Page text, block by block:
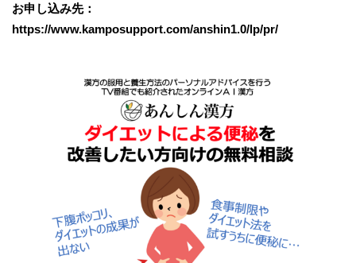
お申し込み先：
https://www.kamposupport.com/anshin1.0/lp/pr/